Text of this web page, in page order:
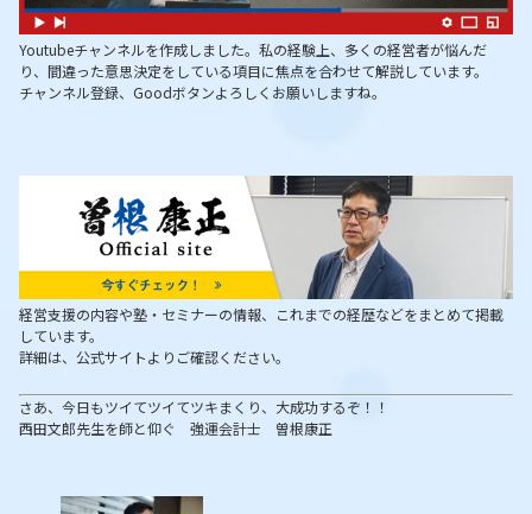
Youtubeチャンネルを作成しました。私の経験上、多くの経営者が悩んだ
り、間違った意思決定をしている項目に焦点を合わせて解説しています。
チャンネル登録、Goodボタンよろしくお願いしますね。
経営支援の内容や塾・セミナーの情報、これまでの経歴などをまとめて掲載
しています。
詳細は、公式サイトよりご確認ください。
さあ、今日もツイてツイてツキまくり、大成功するぞ！！
西田文郎先生を師と仰ぐ 強運会計士 曽根康正